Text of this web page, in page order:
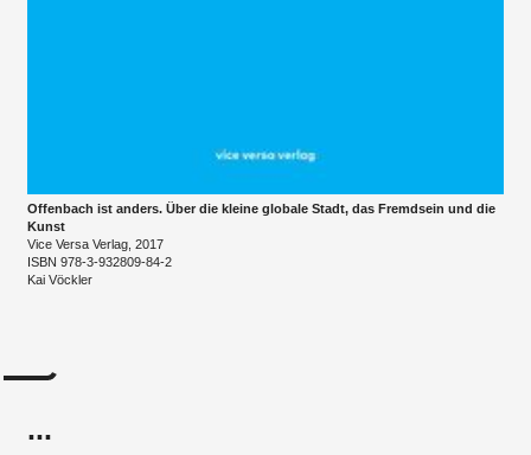
Offenbach ist anders. Über die kleine globale Stadt, das Fremdsein und die
Kunst
Vice Versa Verlag, 2017
ISBN 978-3-932809-84-2
Kai Vöckler
...